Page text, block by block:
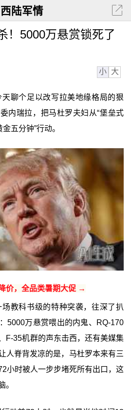
西陆军情
！5000万悬赏锁死了
小 大
聊个足以改写拉美地缘格局的狠
内瑞拉，把马杜罗夫妇从“堡垒式
五分钟”行动。
价，全品类暑期大促 →
教科书级的特种突袭，往深了扒
5000万悬赏喂出的内鬼、RQ-170
F-35机群的声东击西，还有美媒集
人脊背发凉的是，马杜罗本来有三
小时被人一步步堵死所有出口，这
。